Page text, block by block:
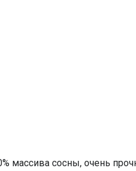
массива сосны, очень